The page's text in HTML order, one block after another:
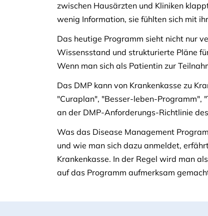
zwischen Hausärzten und Kliniken
wenig Information, sie fühlten sich mit
Das heutige Programm sieht nicht nur
Wissensstand und strukturierte Pläne
Wenn man sich als Patientin zur
Das DMP kann von Krankenkasse zu
"Curaplan", "Besser-leben-Programm",
an der DMP-Anforderungs-Richtlinie
Was das Disease Management
und wie man sich dazu anmeldet,
Krankenkasse. In der Regel wird man
auf das Programm aufmerksam